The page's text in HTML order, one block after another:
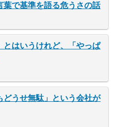
葉で基準を語る危うさの話
とはいうけれど、「やっぱ
どうせ無駄」という会社が